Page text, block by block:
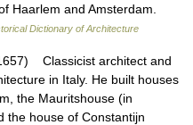
Haarlem and Amsterdam.
Dictionary of Architecture
Classicist architect and
in Italy. He built houses
the Mauritshouse (in
the house of Constantijn